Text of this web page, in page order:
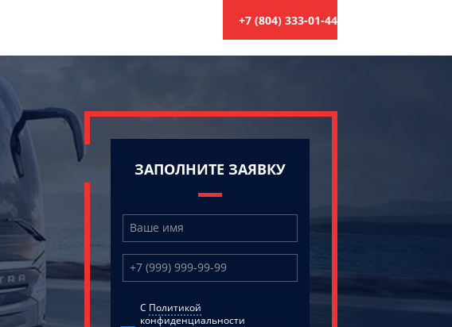
+7 (804) 333-01-44
ЗАПОЛНИТЕ ЗАЯВКУ
C Политикой
конфиденциальности